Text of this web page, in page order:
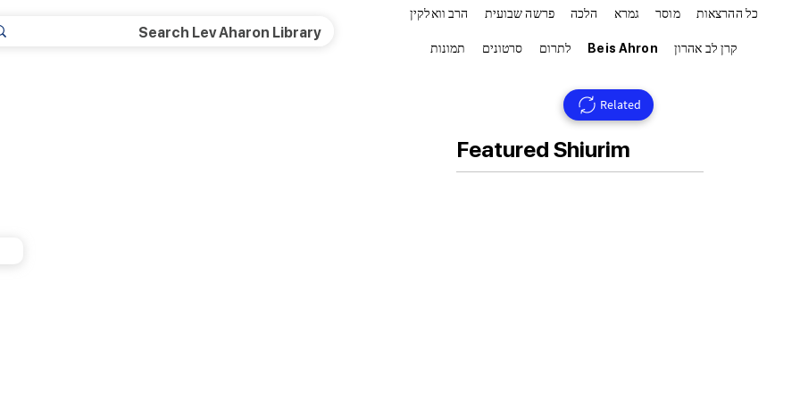
הרב וואלקין פרשה שבועית הלכה גמרא מוסר כל ההרצאות
תמונות סרטונים לתרום Beis Ahron קרן לב אהרון
Related
Featured Shiurim